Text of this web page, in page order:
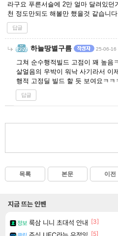
라구요 푸른서슬에 2만 얼마 달려있
천 정도만되도 해볼만 했을것 같습니다
답글
하늘땅별구름 25-06-16
그쳐 순수행적빌드 고점이 꽤 높음
살얼음의 우박이 워낙 사기라서 이
행적 고정딜 빌드 할 듯 보여요ㅋㅋ
답글
목록 본문 이전
지금 뜨는 인벤
정보 룩삼 니니 초대석 안내 [3]
[5]